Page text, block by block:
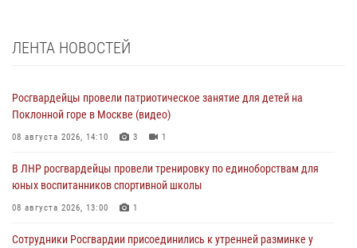
ЛЕНТА НОВОСТЕЙ
Росгвардейцы провели патриотическое занятие для детей на
Поклонной горе в Москве (видео)
08 августа 2026, 14:10 3 1
В ЛНР росгвардейцы провели тренировку по единоборствам для
юных воспитанников спортивной школы
08 августа 2026, 13:00 1
Сотрудники Росгвардии присоединились к утренней разминке у